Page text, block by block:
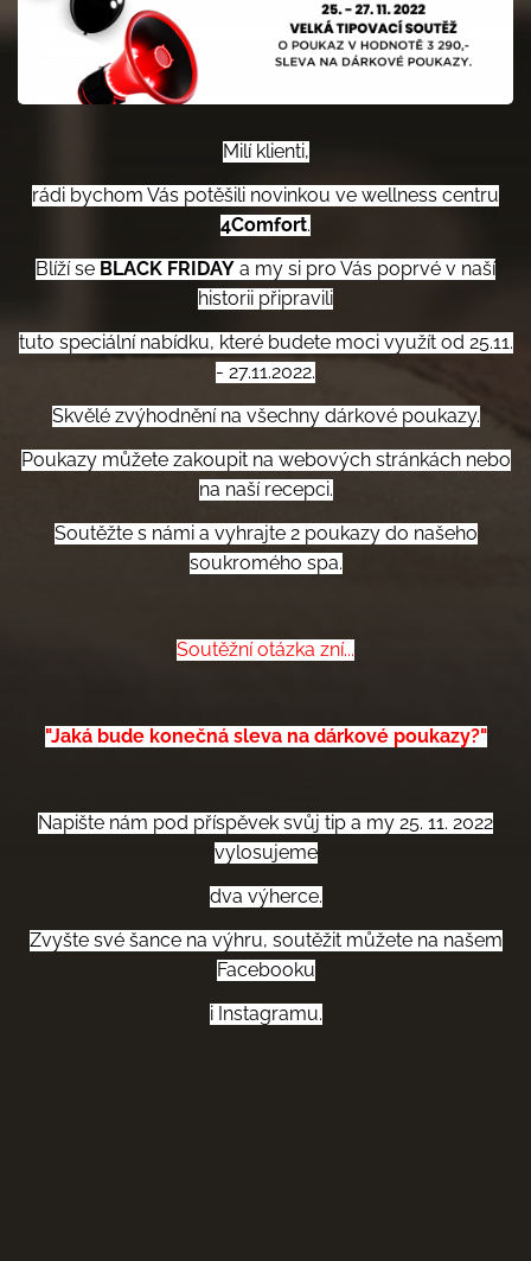
Milí klienti,
rádi bychom Vás potěšili novinkou ve wellness centru
4Comfort.
Blíží se BLACK FRIDAY a my si pro Vás poprvé v naší
historii připravili
tuto speciální nabídku, které budete moci využít od 25.11.
- 27.11.2022.
Skvělé zvýhodnění na všechny dárkové poukazy.
Poukazy můžete zakoupit na webových stránkách nebo
na naší recepci.
Soutěžte s námi a vyhrajte 2 poukazy do našeho
soukromého spa.
Soutěžní otázka zní...
"Jaká bude konečná sleva na dárkové poukazy?"
Napište nám pod příspěvek svůj tip a my 25. 11. 2022
vylosujeme
dva výherce.
Zvyšte své šance na výhru, soutěžit můžete na našem
Facebooku
i Instagramu.